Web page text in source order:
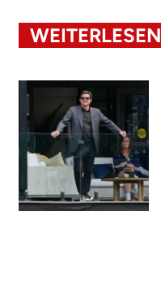
WEITERLESEN